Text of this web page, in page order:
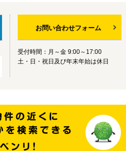
お問い合わせフォーム
受付時間：月～金 9:00～17:00
土・日・祝日及び年末年始は休日